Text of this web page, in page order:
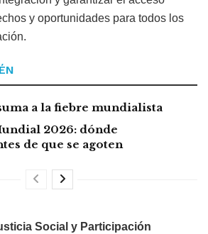
y oportunidades para todos los
a la fiebre mundialista
2026: dónde
de que se agoten
Social y Participación